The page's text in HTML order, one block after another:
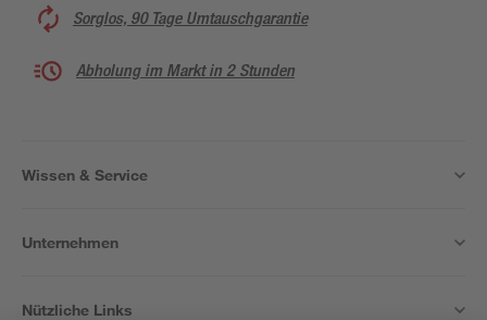
Sorglos, 90 Tage Umtauschgarantie
Abholung im Markt in 2 Stunden
Wissen & Service
Unternehmen
Nützliche Links